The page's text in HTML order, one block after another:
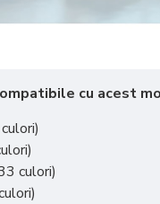
cu acest
culori)